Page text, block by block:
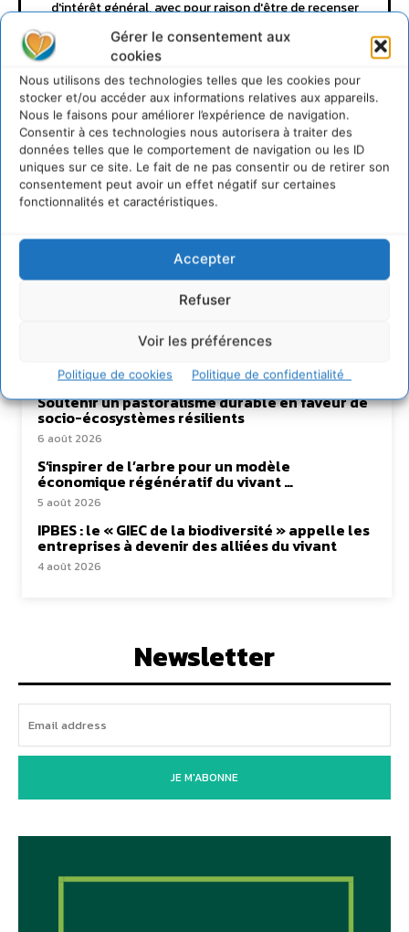
Gérer le consentement aux
cookies
Nous utilisons des technologies telles que les cookies pour
stocker et/ou accéder aux informations relatives aux appareils.
Nous le faisons pour améliorer l’expérience de navigation.
Consentir à ces technologies nous autorisera à traiter des
données telles que le comportement de navigation ou les ID
uniques sur ce site. Le fait de ne pas consentir ou de retirer son
consentement peut avoir un effet négatif sur certaines
fonctionnalités et caractéristiques.
Accepter
Refuser
Voir les préférences
Politique de cookies Politique de confidentialité
d'intérêt général, avec pour raison d'être de recenser
et partager les solutions utiles et durables pour agir
et coopérer avec le vivant. Je suis ouvert à toute
proposition de coopération mutuellement bénéfique
au service de la régénération du vivant.
Lire aussi
coopération avec un Commun
d’Accompagnement des Transitions
7 août 2026
Soutenir un pastoralisme durable en faveur de
socio-écosystèmes résilients
6 août 2026
S’inspirer de l’arbre pour un modèle
économique régénératif du vivant …
5 août 2026
IPBES : le « GIEC de la biodiversité » appelle les
entreprises à devenir des alliées du vivant
4 août 2026
Newsletter
JE M'ABONNE